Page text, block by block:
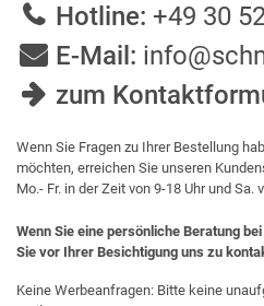
Hotline: +49 30
E-Mail:
zum
Wenn Sie Fragen zu Ihrer Bestellung
möchten, erreichen Sie unseren
Mo.- Fr. in der Zeit von 9-18 Uhr und Sa.
Wenn Sie eine persönliche Beratung
Sie vor Ihrer Besichtigung uns zu
Keine Werbeanfragen: Bitte keine